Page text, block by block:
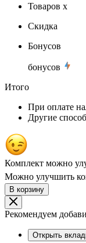
Товаров x
Скидка
Бонусов
бонусов
Итого
При оплате
Другие
Комплект можно
Можно улучшить
В корзину
Рекомендуем
Открыть